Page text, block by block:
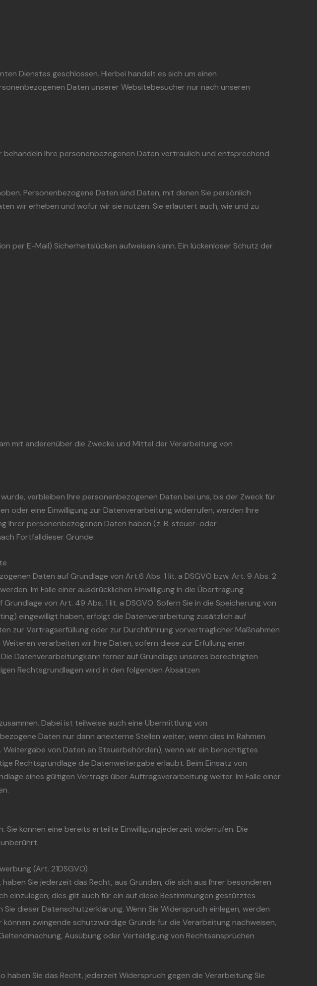
Dienstes geschlossen. Hierbei handelt es sich um einen
Daten unserer Websitebesucher nur nach unseren
Ihre personenbezogenen Daten vertraulich und entsprechend
Personenbezogene Daten sind Daten, mit denen Sie persönlich
wir erheben und wofür wir sie nutzen. Sie erläutert auch, wie und zu
per E-Mail) Sicherheitslücken aufweisen kann. Ein lückenloser Schutz der
mit anderenüber die Zwecke und Mittel der Verarbeitung von
verbleiben Ihre personenbezogenen Daten bei uns, bis der Zweck für
oder eine Einwilligung zur Datenverarbeitung widerrufen, werden Ihre
Ihrer personenbezogenen Daten haben (z. B. steuer-oder
Fortfalldieser Gründe.
Daten auf Grundlage von Art.6 Abs. 1 lit. a DSGVO bzw. Art. 9 Abs. 2
Im Falle einer ausdrücklichen Einwilligung in die Übertragung
von Art. 49 Abs. 1 lit. a DSGVO. Sofern Sie in die Speicherung von
eingewilligt haben, erfolgt die Datenverarbeitung zusätzlich auf
zur Vertragserfüllung oder zur Durchführung vorvertraglicher Maßnahmen
verarbeiten wir Ihre Daten, sofern diese zur Erfüllung einer
Datenverarbeitungkann ferner auf Grundlage unseres berechtigten
Rechtsgrundlagen wird in den folgenden Absätzen
Dabei ist teilweise auch eine Übermittlung von
Daten nur dann anexterne Stellen weiter, wenn dies im Rahmen
von Daten an Steuerbehörden), wenn wir ein berechtigtes
Rechtsgrundlage die Datenweitergabe erlaubt. Beim Einsatz von
eines gültigen Vertrags über Auftragsverarbeitung weiter. Im Falle einer
können eine bereits erteilte Einwilligungjederzeit widerrufen. Die
(Art. 21DSGVO)
Sie jederzeit das Recht, aus Gründen, die sich aus Ihrer besonderen
einzulegen; dies gilt auch für ein auf diese Bestimmungen gestütztes
dieser Datenschutzerklärung. Wenn Sie Widerspruch einlegen, werden
zwingende schutzwürdige Gründe für die Verarbeitung nachweisen,
Ausübung oder Verteidigung von Rechtsansprüchen
Sie das Recht, jederzeit Widerspruch gegen die Verarbeitung Sie